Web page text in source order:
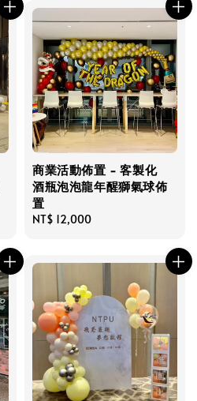
商業活動佈置 - 客製化
酒瓶泡泡龍年醒獅氣球佈
置
Regular
NT$ 12,000